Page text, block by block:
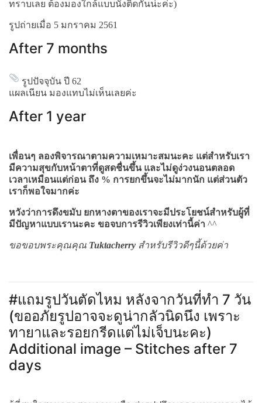
ทราบเลย ต้องมองใกล้แบบนั่งติดกันน่ะค่ะ)
รูปถ่ายเมื่อ 5 มกราคม 2561
After 7 months
รูปปัจจุบัน ปี 62
แผลเนียน มองแทบไม่เห็นเลยค่ะ
After 1 year
เพื่อนๆ ลองพิจารณาตามความเหมาะสมนะคะ แต่สำหรับเรา
มีความสุขกับหน้าตาที่ดูสดชื่นขึ้น และไม่ดูง่วงนอนตลอด
เวลาเหมือนแต่ก่อน ถึง % การยกขึ้นจะไม่มากนัก แต่ส่วนตัว
เราก็พอใจมากค่ะ
หวังว่าการดึงขมับ ยกหางตาของเราจะมีประโยชน์สำหรับผู้ที่
มีปัญหาแบบเรานะคะ ขอจบการรีวิวเพียงเท่านี้ค่า ^^
ขอขอบพระคุณคุณ Tuktacherry สำหรับรีวิวดีๆนี้ด้วยค่า
#แถมรูปวันตัดไหม หลังจากวันที่ทำ 7 วัน
(ขออภัยรูปอาจจะดูน่ากลัวนิดนึง เพราะ
ทายาและรอยกรีดแต่ไม่เจ็บนะคะ)
Additional image – Stitches after 7
days